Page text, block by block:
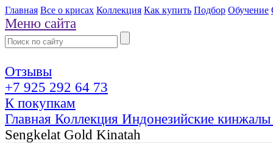
Главная Все о крисах Коллекция Как купить Подбор Обучение
Меню сайта
Отзывы
+7 925 292 64 73
К покупкам
Главная Коллекция Индонезийские
Sengkelat Gold Kinatah